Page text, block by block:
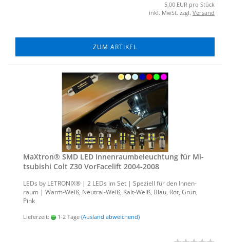
5,00 EUR pro Stück
inkl. MwSt. zzgl. Versand
ZUM ARTIKEL
MaX­tron® SMD LED In­nen­raum­be­leuch­tung für Mi­
tsu­bi­shi Colt Z30 Vor­Face­lift 2004-​2008
LEDs by LE­TRO­NIX® | 2 LEDs im Set | Spe­zi­ell für den In­nen­
raum | Warm-​Weiß, Neutral-​Weiß, Kalt-​Weiß, Blau, Rot, Grün,
Pink
Lieferzeit: 1-2 Tage (Ausland abweichend)